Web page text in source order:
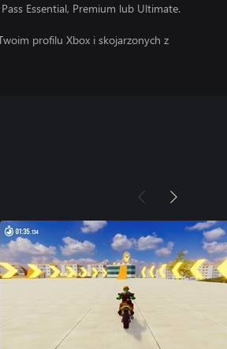
Essential, Premium lub Ultimate.
profilu Xbox i skojarzonych z